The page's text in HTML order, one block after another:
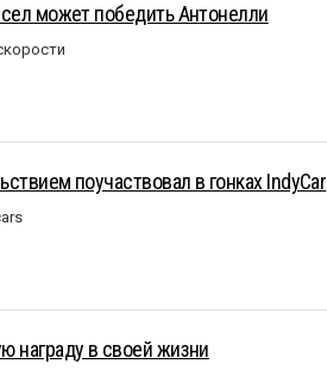
может победить Антонелли
поучаствовал в гонках IndyCar
награду в своей жизни